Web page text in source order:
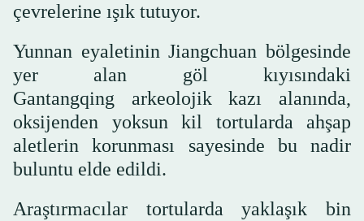
çevrelerine ışık tutuyor.
Yunnan eyaletinin Jiangchuan bölgesinde
yer alan göl kıyısındaki
Gantangqing arkeolojik kazı alanında,
oksijenden yoksun kil tortularda ahşap
aletlerin korunması sayesinde bu nadir
buluntu elde edildi.
Araştırmacılar tortularda yaklaşık bin